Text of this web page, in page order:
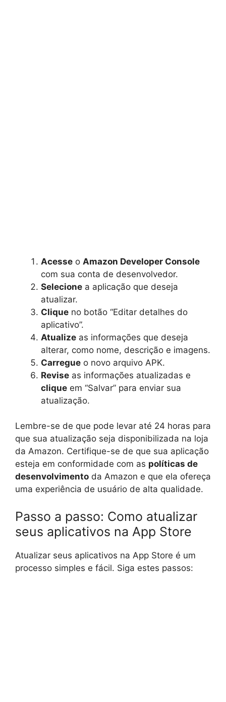
Acesse o Amazon Developer Console
com sua conta de desenvolvedor.
Selecione a aplicação que deseja
atualizar.
Clique no botão “Editar detalhes do
aplicativo”.
Atualize as informações que deseja
alterar, como nome, descrição e imagens.
Carregue o novo arquivo APK.
Revise as informações atualizadas e
clique em “Salvar” para enviar sua
atualização.
Lembre-se de que pode levar até 24 horas para
que sua atualização seja disponibilizada na loja
da Amazon. Certifique-se de que sua aplicação
esteja em conformidade com as políticas de
desenvolvimento da Amazon e que ela ofereça
uma experiência de usuário de alta qualidade.
Passo a passo: Como atualizar
seus aplicativos na App Store
Atualizar seus aplicativos na App Store é um
processo simples e fácil. Siga estes passos: